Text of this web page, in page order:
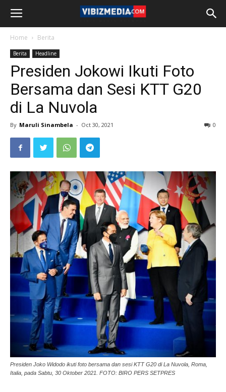
Home Berita
Berita Headline
Presiden Jokowi Ikuti Foto
Bersama dan Sesi KTT G20
di La Nuvola
By Maruli Sinambela - Oct 30, 2021 0
Presiden Joko Widodo ikuti foto bersama dan sesi KTT G20 di La Nuvola, Roma,
Italia, pada Sabtu, 30 Oktober 2021. FOTO: BIRO PERS SETPRES